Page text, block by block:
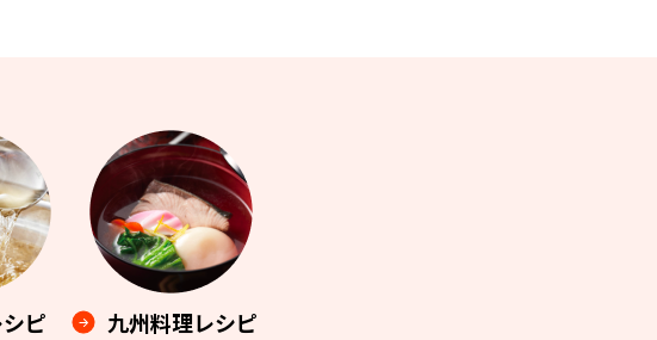
ピ 九州料理レシピ